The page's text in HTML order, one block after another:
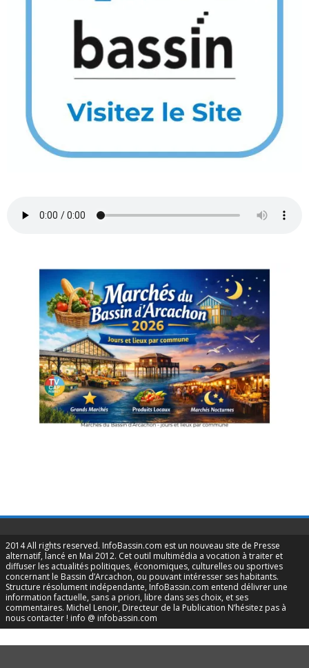
2014 All rights reserved. InfoBassin.com est un nouveau site de Presse
alternatif, lancé en Mai 2012. Cet outil multimédia a vocation à traiter et
diffuser les actualités politiques, économiques, culturelles ou sportives
concernant le Bassin d’Arcachon, ou pouvant intéresser ses habitants.
Structure résolument indépendante, InfoBassin.com entend délivrer une
information factuelle, sans a priori, libre dans ses choix, et ses
commentaires. Michel Lenoir, Directeur de la Publication N’hésitez pas à
nous contacter ! info @ infobassin.com